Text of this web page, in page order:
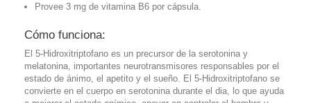
Provee 3 mg de vitamina B6 por cápsula.
Cómo funciona:
El 5-Hidroxitriptofano es un precursor de la serotonina y
melatonina, importantes neurotransmisores responsables por el
estado de ánimo, el apetito y el sueño. El 5-Hidroxitriptofano se
convierte en el cuerpo en serotonina durante el dia, lo que ayuda